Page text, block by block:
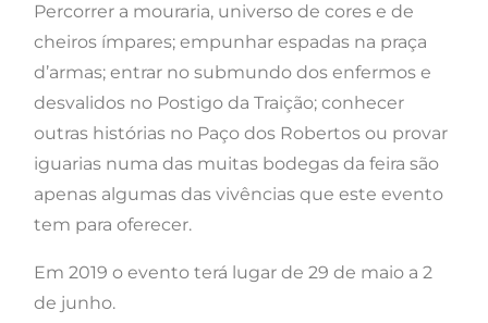
Percorrer a mouraria, universo de cores e de
cheiros ímpares; empunhar espadas na praça
d’armas; entrar no submundo dos enfermos e
desvalidos no Postigo da Traição; conhecer
outras histórias no Paço dos Robertos ou provar
iguarias numa das muitas bodegas da feira são
apenas algumas das vivências que este evento
tem para oferecer.
Em 2019 o evento terá lugar de 29 de maio a 2
de junho.